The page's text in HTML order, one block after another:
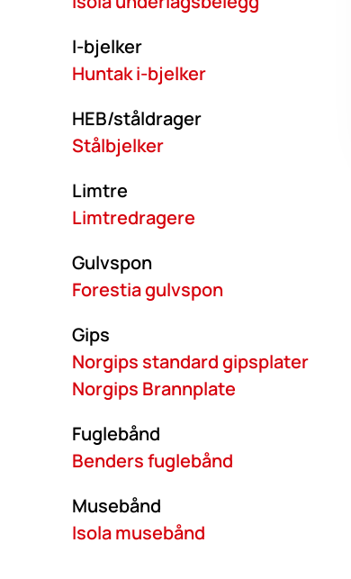
I-bjelker
Huntak i-bjelker
HEB/ståldrager
Stålbjelker
Limtre
Limtredragere
Gulvspon
Forestia gulvspon
Gips
Norgips standard gipsplater
Norgips Brannplate
Fuglebånd
Benders fuglebånd
Musebånd
Isola musebånd